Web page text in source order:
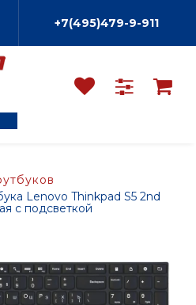
+7(495)479-9-911
Lenovo Thinkpad S5 2nd
с подсветкой